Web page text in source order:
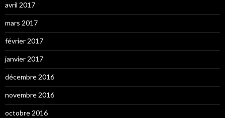
avril 2017
mars 2017
février 2017
janvier 2017
décembre 2016
novembre 2016
octobre 2016